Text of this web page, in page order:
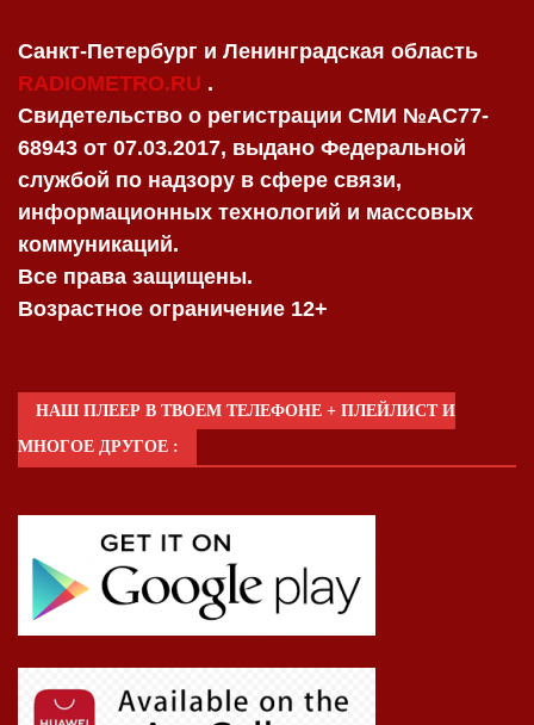
Санкт-Петербург и Ленинградская область
RADIOMETRO.RU .
Свидетельство о регистрации СМИ №AC77-
68943 от 07.03.2017, выдано Федеральной
службой по надзору в сфере связи,
информационных технологий и массовых
коммуникаций.
Все права защищены.
Возрастное ограничение 12+
НАШ ПЛЕЕР В ТВОЕМ ТЕЛЕФОНЕ + ПЛЕЙЛИСТ И
МНОГОЕ ДРУГОЕ :